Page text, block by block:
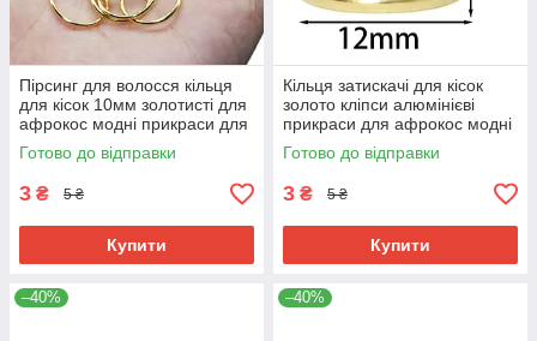
Пірсинг для волосся кільця
для кісок 10мм золотисті для
афрокос модні прикраси для
зачісок дред метал
Готово до відправки
3 ₴ 5 ₴
Купити
Кільця затискачі для кісок
золото кліпси алюмінієві
прикраси для афрокос модні
аксесуари для зачісок дред
Готово до відправки
3 ₴ 5 ₴
Купити
–40% –40%